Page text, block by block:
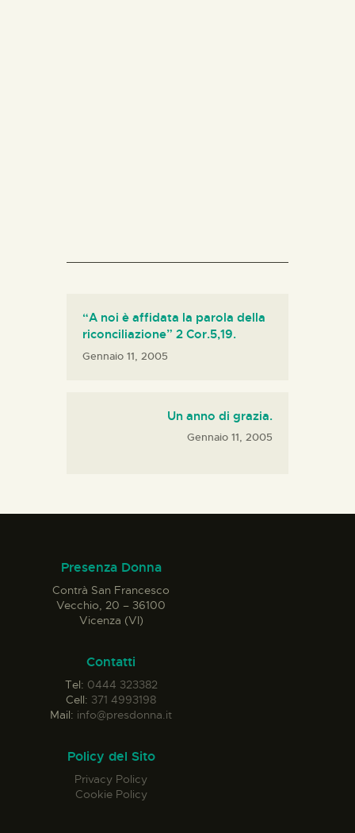
“A noi è affidata la parola della
riconciliazione” 2 Cor.5,19.
Gennaio 11, 2005
Un anno di grazia.
Gennaio 11, 2005
Presenza Donna
Contrà San Francesco
Vecchio, 20 – 36100
Vicenza (VI)
Contatti
Tel: 0444 323382
Cell: 371 4993198
Mail: info@presdonna.it
Policy del Sito
Privacy Policy
Cookie Policy